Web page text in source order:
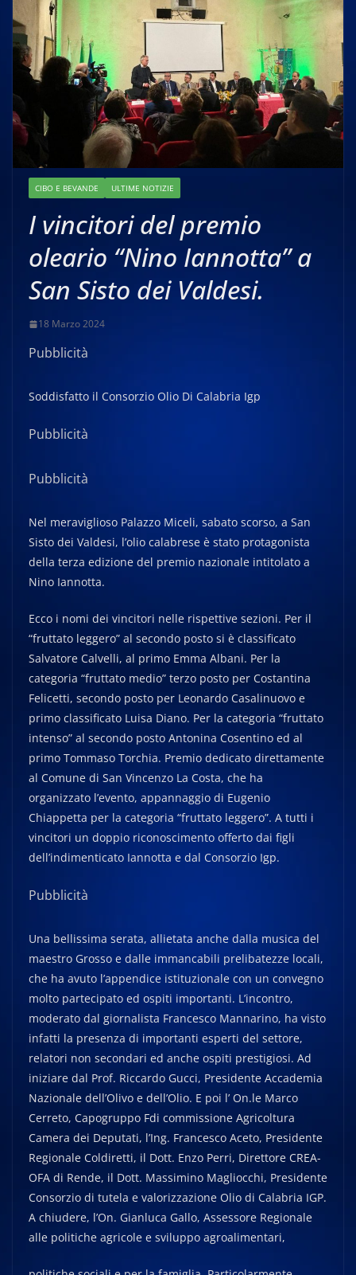
CIBO E BEVANDE ULTIME NOTIZIE
I vincitori del premio
oleario “Nino Iannotta” a
San Sisto dei Valdesi.
18 Marzo 2024
Pubblicità
Soddisfatto il Consorzio Olio Di Calabria Igp
Pubblicità
Pubblicità
Nel meraviglioso Palazzo Miceli, sabato scorso, a San
Sisto dei Valdesi, l’olio calabrese è stato protagonista
della terza edizione del premio nazionale intitolato a
Nino Iannotta.
Ecco i nomi dei vincitori nelle rispettive sezioni. Per il
“fruttato leggero” al secondo posto si è classificato
Salvatore Calvelli, al primo Emma Albani. Per la
categoria “fruttato medio” terzo posto per Costantina
Felicetti, secondo posto per Leonardo Casalinuovo e
primo classificato Luisa Diano. Per la categoria “fruttato
intenso” al secondo posto Antonina Cosentino ed al
primo Tommaso Torchia. Premio dedicato direttamente
al Comune di San Vincenzo La Costa, che ha
organizzato l’evento, appannaggio di Eugenio
Chiappetta per la categoria “fruttato leggero”. A tutti i
vincitori un doppio riconoscimento offerto dai figli
dell’indimenticato Iannotta e dal Consorzio Igp.
Pubblicità
Una bellissima serata, allietata anche dalla musica del
maestro Grosso e dalle immancabili prelibatezze locali,
che ha avuto l’appendice istituzionale con un convegno
molto partecipato ed ospiti importanti. L’incontro,
moderato dal giornalista Francesco Mannarino, ha visto
infatti la presenza di importanti esperti del settore,
relatori non secondari ed anche ospiti prestigiosi. Ad
iniziare dal Prof. Riccardo Gucci, Presidente Accademia
Nazionale dell’Olivo e dell’Olio. E poi l’ On.le Marco
Cerreto, Capogruppo Fdi commissione Agricoltura
Camera dei Deputati, l’Ing. Francesco Aceto, Presidente
Regionale Coldiretti, il Dott. Enzo Perri, Direttore CREA-
OFA di Rende, il Dott. Massimino Magliocchi, Presidente
Consorzio di tutela e valorizzazione Olio di Calabria IGP.
A chiudere, l’On. Gianluca Gallo, Assessore Regionale
alle politiche agricole e sviluppo agroalimentari,